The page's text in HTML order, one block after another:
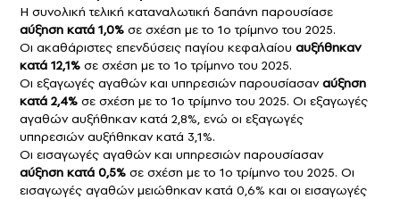
Η συνολική τελική καταναλωτική δαπάνη παρουσίασε
αύξηση κατά 1,0% σε σχέση με το 1o τρίμηνο του 2025.
Οι ακαθάριστες επενδύσεις παγίου κεφαλαίου αυξήθηκαν
κατά 12,1% σε σχέση με το 1o τρίμηνο του 2025.
Οι εξαγωγές αγαθών και υπηρεσιών παρουσίασαναύξηση
κατά 2,4% σε σχέση με το 1o τρίμηνο του 2025. Οι εξαγωγές
αγαθών αυξήθηκαν κατά 2,8%, ενώ οι εξαγωγές
υπηρεσιών αυξήθηκαν κατά 3,1%.
Οι εισαγωγές αγαθών και υπηρεσιών παρουσίασαν
αύξηση κατά 0,5% σε σχέση με το 1o τρίμηνο του 2025. Οι
εισαγωγές αγαθών μειώθηκαν κατά 0,6% και οι εισαγωγές